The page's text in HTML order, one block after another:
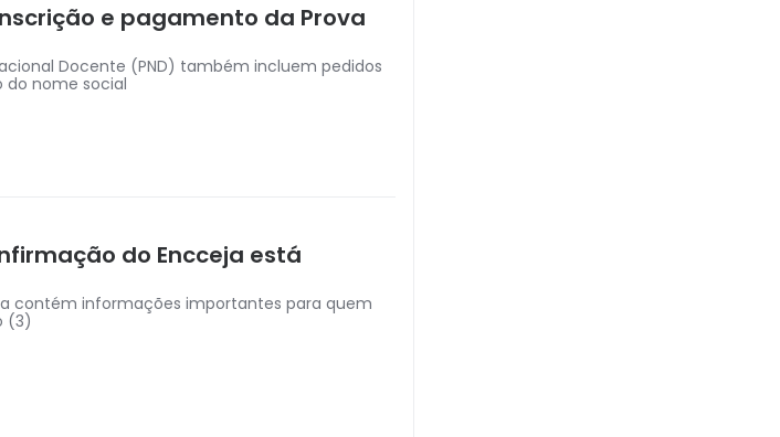
e pagamento da Prova
Docente (PND) também incluem pedidos
do nome social
do Encceja está
contém informações importantes para quem
(3)